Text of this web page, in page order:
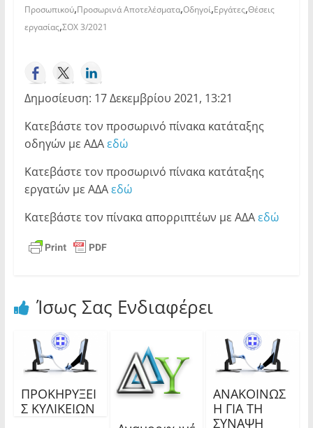
Προσωπικού,Προσωρινά Αποτελέσματα,Οδηγοί,Εργάτες,Θέσεις
εργασίας,ΣΟΧ 3/2021
Δημοσίευση: 17 Δεκεμβρίου 2021, 13:21
Κατεβάστε τον προσωρινό πίνακα κατάταξης
οδηγών με ΑΔΑεδώ
Κατεβάστε τον προσωρινό πίνακα κατάταξης
εργατών με ΑΔΑεδώ
Κατεβάστε τον πίνακα απορριπτέων με ΑΔΑεδώ
Ίσως Σας Ενδιαφέρει
ΠΡΟΚΗΡΥΞΕΙ
Σ ΚΥΛΙΚΕΙΩΝ
ΑΝΑΚΟΙΝΩΣ
Η ΓΙΑ ΤΗ
ΣΥΝΑΨΗ